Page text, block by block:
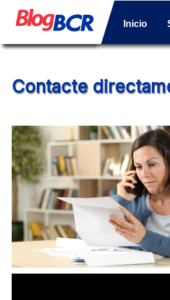
Inicio
Contacte